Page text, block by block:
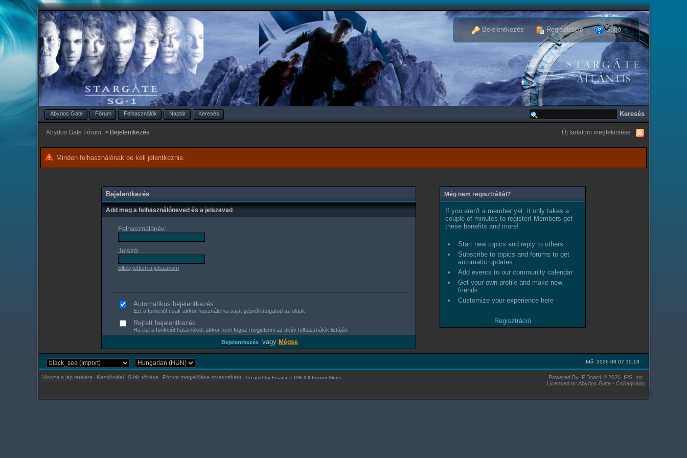
Bejelentkezés Regisztráció Súgó
Abydos Gate Fórum Felhasználók Naptár Keresés
Abydos Gate Fórum > Bejelentkezés Új tartalom megtekintése
Minden felhasználónak be kell jelentkeznie.
Bejelentkezés
Add meg a felhasználóneved és a jelszavad
Felhasználónév:
Jelszó:
Elfelejtettem a jelszavam
Automatikus bejelentkezés
Ezt a funkciót csak akkor használd ha saját gépről látogatod az oldalt
Rejtett bejelentkezés
Ha ezt a funkciót használod, akkor nem fogsz megjelenni az aktív felhasználók listáján
vagy Mégse
Még nem regisztráltál?
If you aren't a member yet, it only takes a
couple of minutes to register! Members get
these benefits and more!
Start new topics and reply to others
Subscribe to topics and forums to get
automatic updates
Add events to our community calendar
Get your own profile and make new
friends
Customize your experience here
Regisztráció
Idő: 2026 08 07 10:13
Vissza a lap tetejére Kezdőoldal Sütik törlése Fórum megjelölése olvasottként Powered By IP.Board © 2026 IPS, Inc.
Licensed to: Abydos Gate - Csillagkapu
Created by Fisana © IPB 3.0 Forum Skins